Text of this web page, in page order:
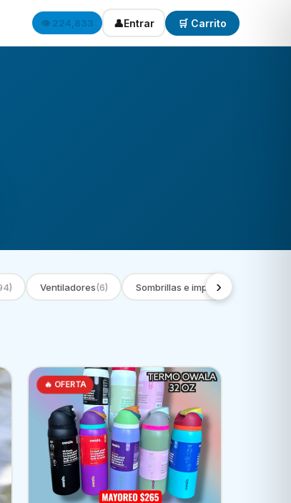
👁️ 224,833 👤Entrar 🛒 Carrito
Ventiladores(6) Sombrillas e impermeables
›
🔥 OFERTA